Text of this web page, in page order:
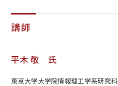
講師
平木 敬 氏
東京大学大学院情報理工学系研究